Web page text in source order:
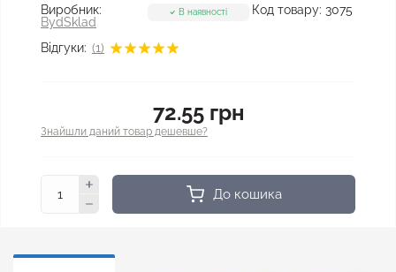
Виробник:
BydSklad
Код товару: 3075
Відгуки: (1)
В наявності
72.55 грн
Знайшли даний товар дешевше?
До кошика